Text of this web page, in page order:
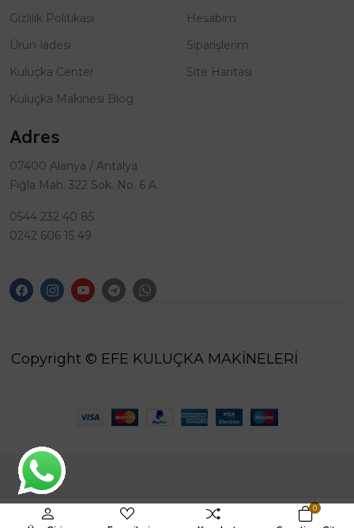
0
Gizlilik Politikası
Ürün İadesi
Kuluçka Center
Kuluçka Makinesi Blog
Hesabım
Siparişlerim
Site Haritası
Adres
07400 Alanya / Antalya
Fığla Mah. 322 Sok. No. 6 A
0544 232 40 85
0242 606 15 49
Copyright © EFE KULUÇKA MAKİNELERİ